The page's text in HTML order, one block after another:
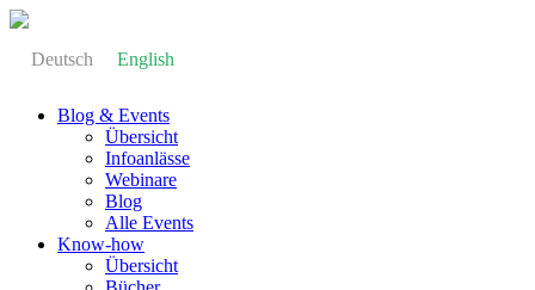
Deutsch English
Blog & Events
Übersicht
Infoanlässe
Webinare
Blog
Alle Events
Know-how
Übersicht